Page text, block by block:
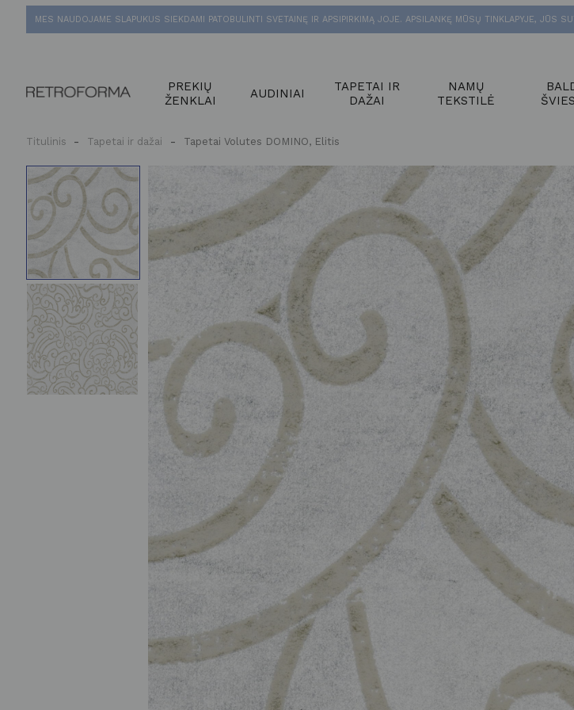
MES NAUDOJAME SLAPUKUS SIEKDAMI PATOBULINTI SVETAINĘ IR APSIPIRKIMĄ JOJE. APSILANKĘ MŪSŲ TINKLAPYJE, JŪS
PREKIŲ
ŽENKLAI
AUDINIAI
TAPETAI IR
DAŽAI
NAMŲ
TEKSTILĖ
Titulinis Tapetai ir dažai Tapetai Volutes DOMINO, Elitis